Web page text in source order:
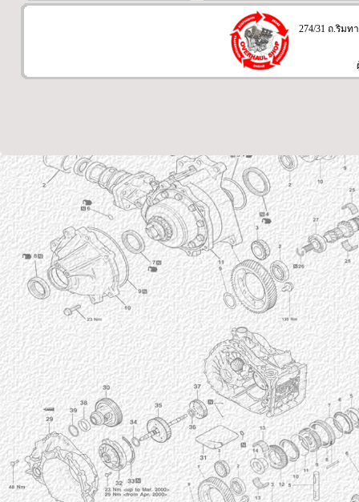
274/31 ถ.ริมท